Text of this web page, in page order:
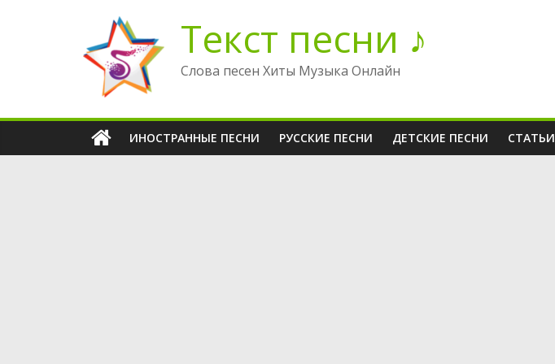
содержимому
Текст песни ♪
Слова песен Хиты Музыка Онлайн
ИНОСТРАННЫЕ ПЕСНИ РУССКИЕ ПЕСНИ ДЕТСКИЕ ПЕСНИ СТАТЬИ